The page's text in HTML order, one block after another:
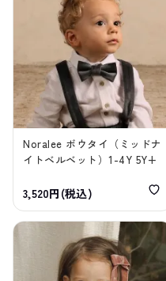
Noralee ボウタイ（ミッドナ
イトベルベット）1-4Y 5Y+
3,520円(税込)